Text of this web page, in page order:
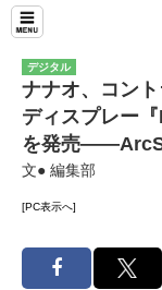
デジタル
ナナオ、コン
ディスプレー
を発売
文● 編集部
[PC表示へ]